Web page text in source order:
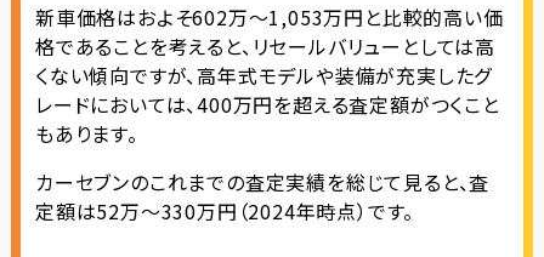
新車価格はおよそ602万〜1,053万円と比較的高い価
格であることを考えると、リセールバリューとしては高
くない傾向ですが、高年式モデルや装備が充実したグ
レードにおいては、400万円を超える査定額がつくこと
もあります。
カーセブンのこれまでの査定実績を総じて見ると、査
定額は52万〜330万円（2024年時点）です。